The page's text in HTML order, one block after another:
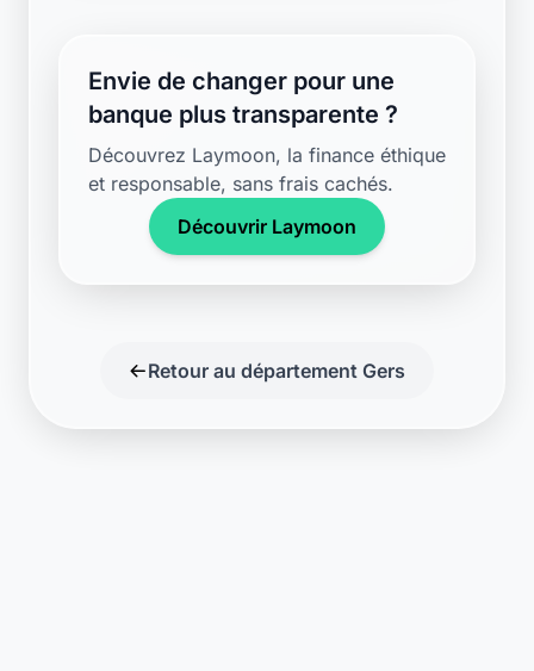
Envie de changer pour une
banque plus transparente ?
Découvrez Laymoon, la finance éthique
et responsable, sans frais cachés.
Découvrir Laymoon
Retour au département Gers